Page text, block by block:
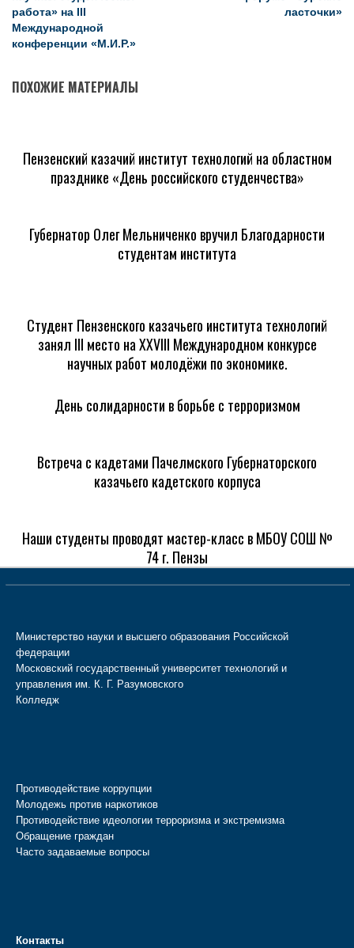
работа» на III
Международной
конференции «М.И.Р.»
ласточки»
ПОХОЖИЕ МАТЕРИАЛЫ
Пензенский казачий институт технологий на областном
празднике «День российского студенчества»
Губернатор Олег Мельниченко вручил Благодарности
студентам института
Студент Пензенского казачьего института технологий
занял III место на XXVIII Международном конкурсе
научных работ молодёжи по экономике.
День солидарности в борьбе с терроризмом
Встреча с кадетами Пачелмского Губернаторского
казачьего кадетского корпуса
Наши студенты проводят мастер-класс в МБОУ СОШ №
74 г. Пензы
Министерство науки и высшего образования Российской
федерации
Московский государственный университет технологий и
управления им. К. Г. Разумовского
Колледж
Противодействие коррупции
Молодежь против наркотиков
Противодействие идеологии терроризма и экстремизма
Обращение граждан
Часто задаваемые вопросы
Контакты